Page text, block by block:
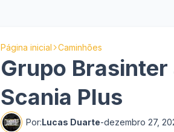
Página inicial Caminhões
Grupo
Scania Plus
Por:Lucas Duarte-dezembro 27,